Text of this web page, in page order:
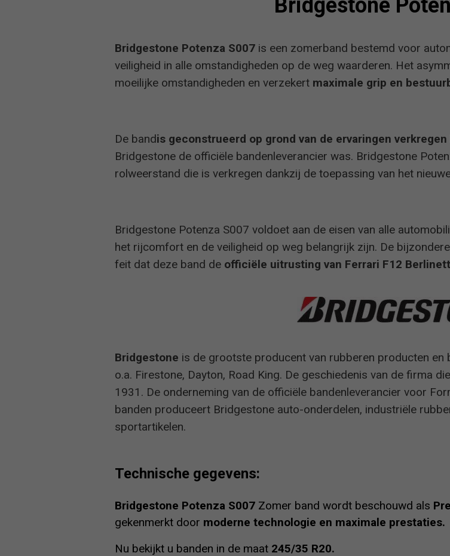
Bridgestone
Bridgestone Potenza S007 is een zomerband bestemd voor
veiligheid in alle omstandigheden op de weg waarderen. Het
moeilijke omstandigheden en verzekert maximale grip en
De bandis geconstrueerd op grond van de ervaringen
Bridgestone de officiële bandenleverancier was. Bridgestone
rolweerstand die is verkregen dankzij de toepassing van het
Bridgestone Potenza S007 voldoet aan de eisen van alle
het rijcomfort en de veiligheid op weg belangrijk zijn. De
feit dat deze band de officiële uitrusting van Ferrari F12
Bridgestone is de grootste producent van rubberen producten en
o.a. Firestone, Dayton, Road King. De geschiedenis van de firma
1931. De onderneming van de officiële bandenleverancier voor
banden produceert Bridgestone auto-onderdelen, industriële
sportartikelen.
Technische gegevens:
Bridgestone Potenza S007 Zomer band wordt beschouwd als
gekenmerkt door moderne technologie en maximale prestaties.
Nu bekijkt u banden in de maat 245/35 R20.